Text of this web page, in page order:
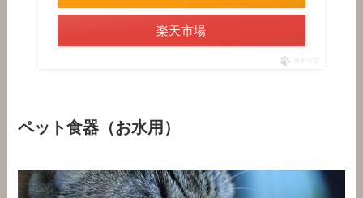
楽天市場
ポチップ
ペット食器（お水用）